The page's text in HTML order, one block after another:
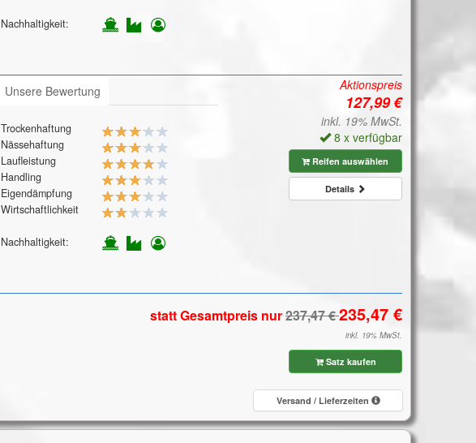
Nachhaltigkeit:
Unsere Bewertung
Trockenhaftung
Nässehaftung
Laufleistung
Handling
Eigendämpfung
Wirtschaftlichkeit
Nachhaltigkeit:
Aktionspreis
inkl. 19% MwSt.
8 x verfügbar
Reifen auswählen
Details
statt Gesamtpreis nur
inkl. 19% MwSt.
Satz kaufen
Versand / Lieferzeiten